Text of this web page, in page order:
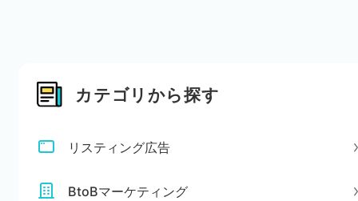
カテゴリから探す
リスティング広告
BtoBマーケティング